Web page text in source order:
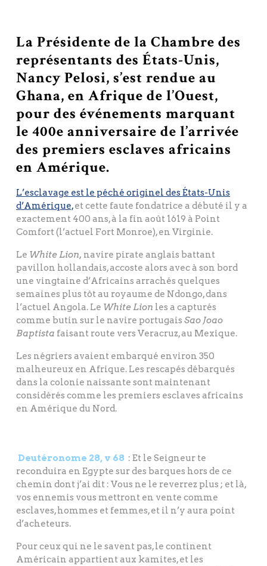
La Présidente de la Chambre des
représentants des États-Unis,
Nancy Pelosi, s’est rendue au
Ghana, en Afrique de l’Ouest,
pour des événements marquant
le 400e anniversaire de l’arrivée
des premiers esclaves africains
en Amérique.
L’esclavage est le péché originel des États-Unis
d’Amérique,et cette faute fondatrice a débuté il y a
exactement 400 ans, à la fin août 1619 à Point
Comfort (l’actuel Fort Monroe), en Virginie.
Le White Lion, navire pirate anglais battant
pavillon hollandais, accoste alors avec à son bord
une vingtaine d’Africains arrachés quelques
semaines plus tôt au royaume de Ndongo, dans
l’actuel Angola. Le White Lion les a capturés
comme butin sur le navire portugais Sao Joao
Baptista faisant route vers Veracruz, au Mexique.
Les négriers avaient embarqué environ 350
malheureux en Afrique. Les rescapés débarqués
dans la colonie naissante sont maintenant
considérés comme les premiers esclaves africains
en Amérique du Nord.
Deutéronome 28, v 68 : Et le Seigneur te
reconduira en Egypte sur des barques hors de ce
chemin dont j’ai dit : Vous ne le reverrez plus ; et là,
vos ennemis vous mettront en vente comme
esclaves, hommes et femmes, et il n’y aura point
d’acheteurs.
Pour ceux qui ne le savent pas, le continent
Américain appartient aux kamites, et les